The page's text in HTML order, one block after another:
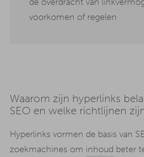
voorkomen of regelen
Waarom zijn hyperlinks
SEO en welke richtlijnen
Hyperlinks vormen de basis van
zoekmachines om inhoud beter